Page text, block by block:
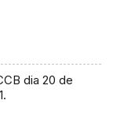
dia 20 de